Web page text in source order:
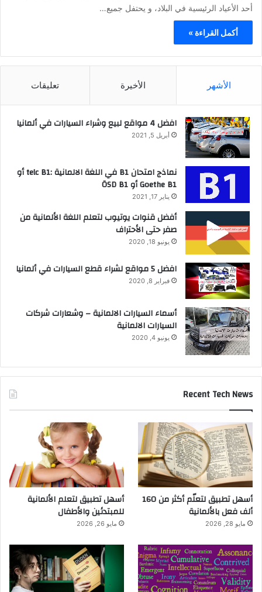
أحد الأعياد الرئيسية في البلاد، و يحتفل جميع…
أكمل القراءة »
الأشهر الأخيرة تعليقات
افضل 4 مواقع لبيع وشراء السيارات في ألمانيا
أبريل 5, 2021
نماذج امتحان B1 في اللغة الالمانية :telc B1 أو
Goethe B1 أو ÖSD B1
يناير 17, 2021
أفضل قنوات يوتيوب لتعلم اللغة الألمانية من
صفر حتى الأحتراف
يونيو 18, 2020
افضل 5 مواقع لشراء قطع السيارات في ألمانيا
فبراير 8, 2020
أسماء السيارات الالمانية – وشعارات شركات
السيارات الالمانية
يونيو 4, 2020
Recent Tech News
أسهل تطبيق لتعلّم أكثر من 160
ألف فعل بالألمانية
مايو 28, 2026
أسهل تطبيق لتعلم الألمانية
للمبتدئين والأطفال
مايو 26, 2026